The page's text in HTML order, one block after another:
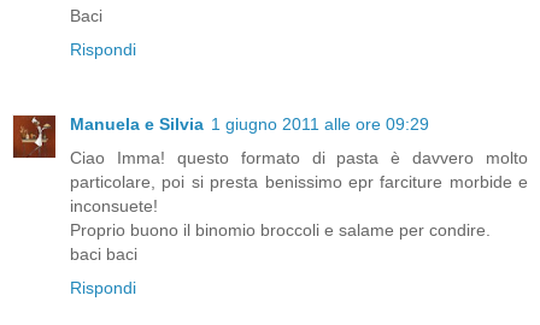
Baci
Rispondi
Manuela e Silvia 1 giugno 2011 alle ore 09:29
Ciao Imma! questo formato di pasta è davvero molto
particolare, poi si presta benissimo epr farciture morbide e
inconsuete!
Proprio buono il binomio broccoli e salame per condire.
baci baci
Rispondi